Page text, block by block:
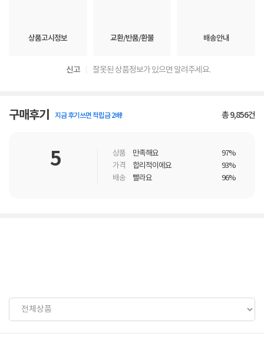
상품고시정보 교환/반품/환불 배송안내
신고 잘못된 상품정보가 있으면 알려주세요.
구매후기 지금 후기쓰면 적립금 2배! 총9,856건
5 상품 만족해요
97%
가격
합리적이에요
93%
배송
빨라요 96%